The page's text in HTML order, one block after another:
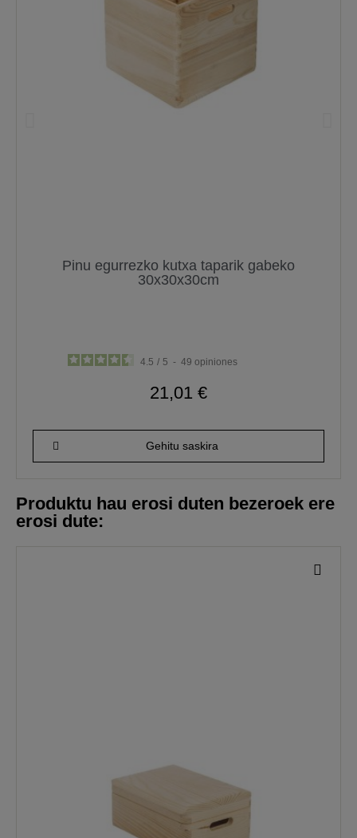
Pinu egurrezko kutxa taparik gabeko
30x30x30cm
4.5 / 5 - 49 opiniones
21,01 €
Gehitu saskira
Produktu hau erosi duten bezeroek ere
erosi dute: